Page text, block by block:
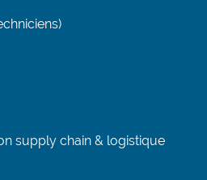
supply chain & logistique